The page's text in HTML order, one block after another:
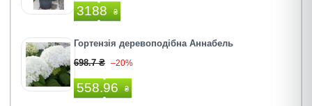
3188 ₴
Гортензія деревоподібна Аннабель
698.7 ₴ –20%
558.96 ₴